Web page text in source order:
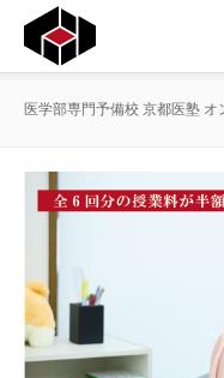
医学部専門予備校 京都医塾 オ